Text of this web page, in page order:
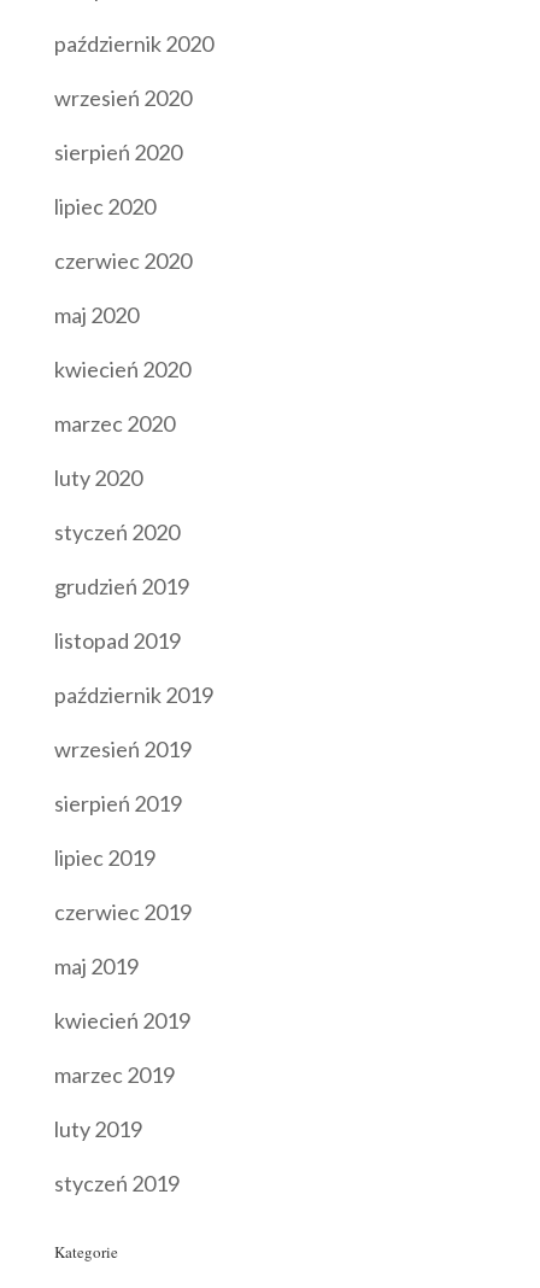
październik 2020
wrzesień 2020
sierpień 2020
lipiec 2020
czerwiec 2020
maj 2020
kwiecień 2020
marzec 2020
luty 2020
styczeń 2020
grudzień 2019
listopad 2019
październik 2019
wrzesień 2019
sierpień 2019
lipiec 2019
czerwiec 2019
maj 2019
kwiecień 2019
marzec 2019
luty 2019
styczeń 2019
Kategorie